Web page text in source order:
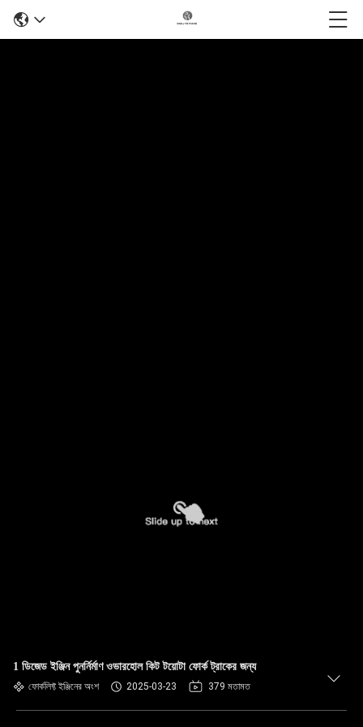
1 ডিজেড ইঞ্জিন পুনর্নির্মাণ ওভারহোল কিট টয়োটা ফোর্ক ট্রাকের জন্য
ফোর্কলিফ্ট ইঞ্জিনের অংশ 2025-03-23 379 মতামত